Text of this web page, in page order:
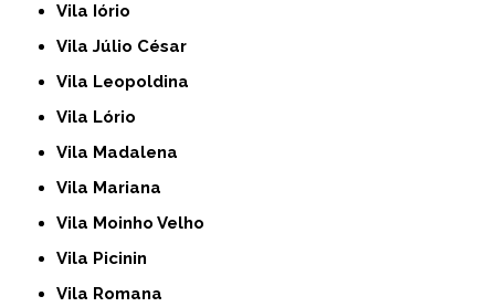
Vila Iório
Vila Júlio César
Vila Leopoldina
Vila Lório
Vila Madalena
Vila Mariana
Vila Moinho Velho
Vila Picinin
Vila Romana